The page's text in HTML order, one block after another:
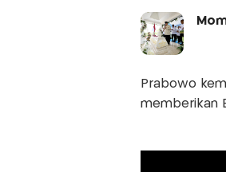
Prabowo
memberikan